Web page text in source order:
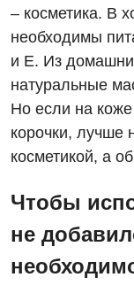
Для взрослых
Акушерство и
Андрология
Бесплатные
Вакцинация
Педиатрическое
Скорая
Хирургическое
Украинский
Русский
– косметика. В
необходимы
и Е. Из
натуральные
Но если на
корочки, лучше
косметикой, а
Чтобы
не